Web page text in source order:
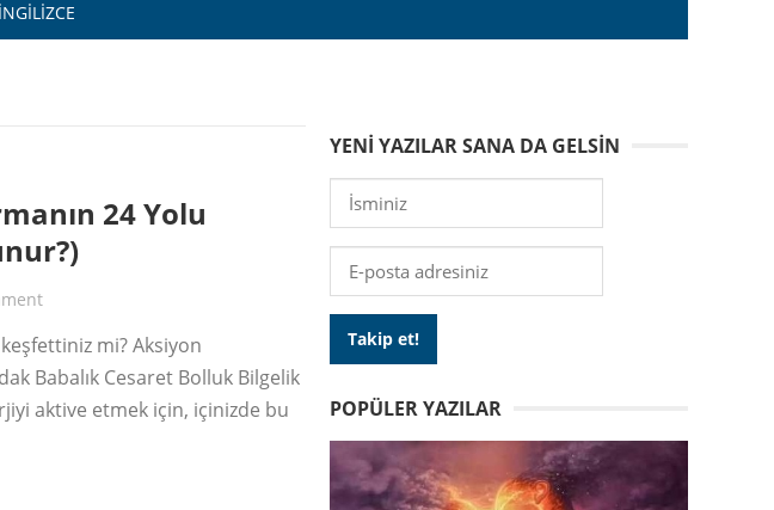
İNGILIZCE
24 Yolu
mi? Aksiyon
Babalık Cesaret Bolluk Bilgelik
aktive etmek için, içinizde bu
YENI YAZILAR SANA DA GELSIN
POPÜLER YAZILAR